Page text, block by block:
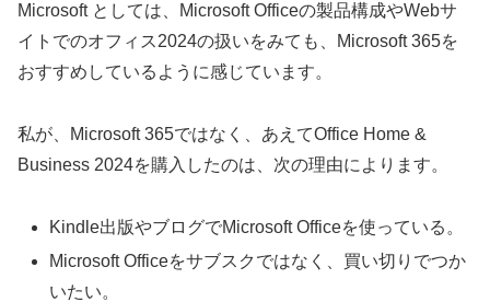
Microsoft としては、Microsoft Officeの製品構成やWebサ
イトでのオフィス2024の扱いをみても、Microsoft 365を
おすすめしているように感じています。
私が、Microsoft 365ではなく、あえてOffice Home &
Business 2024を購入したのは、次の理由によります。
Kindle出版やブログでMicrosoft Officeを使っている。
Microsoft Officeをサブスクではなく、買い切りでつか
いたい。